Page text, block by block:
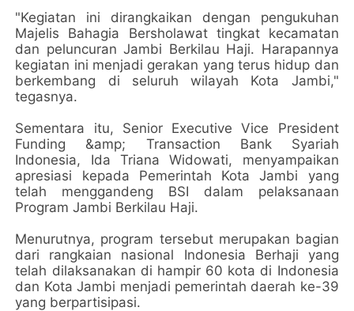
"Kegiatan ini dirangkaikan dengan pengukuhan
Majelis Bahagia Bersholawat tingkat kecamatan
dan peluncuran Jambi Berkilau Haji. Harapannya
kegiatan ini menjadi gerakan yang terus hidup dan
berkembang di seluruh wilayah Kota Jambi,"
tegasnya.
Sementara itu, Senior Executive Vice President
Funding &amp; Transaction Bank Syariah
Indonesia, Ida Triana Widowati, menyampaikan
apresiasi kepada Pemerintah Kota Jambi yang
telah menggandeng BSI dalam pelaksanaan
Program Jambi Berkilau Haji.
Menurutnya, program tersebut merupakan bagian
dari rangkaian nasional Indonesia Berhaji yang
telah dilaksanakan di hampir 60 kota di Indonesia
dan Kota Jambi menjadi pemerintah daerah ke-39
yang berpartisipasi.